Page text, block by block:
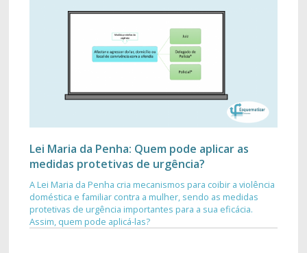
Lei Maria da Penha: Quem pode aplicar as
medidas protetivas de urgência?
A Lei Maria da Penha cria mecanismos para coibir a violência
doméstica e familiar contra a mulher, sendo as medidas
protetivas de urgência importantes para a sua eficácia.
Assim, quem pode aplicá-las?